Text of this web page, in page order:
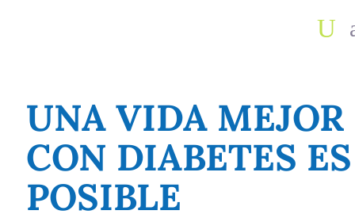
UNA VIDA MEJOR
CON DIABETES ES
POSIBLE